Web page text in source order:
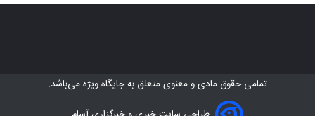
تمامی حقوق مادی و معنوی متعلق بهجایگاه ویژهمی‌باشد.